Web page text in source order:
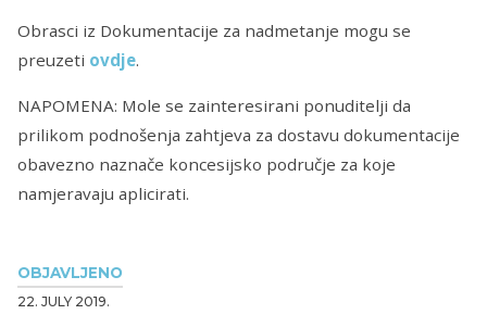
OBJAVLJENO
22. JULY 2019.
Obrasci iz Dokumentacije za nadmetanje mogu se
preuzeti ovdje.
NAPOMENA: Mole se zainteresirani ponuditelji da
prilikom podnošenja zahtjeva za dostavu dokumentacije
obavezno naznače koncesijsko područje za koje
namjeravaju aplicirati.